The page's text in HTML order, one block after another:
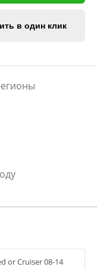
в один клик
or Cruiser 08-14